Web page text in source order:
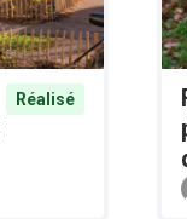
Réalisé